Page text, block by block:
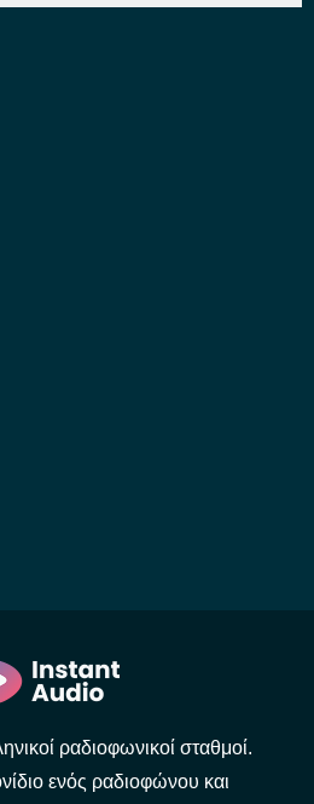
ραδιοφωνικοί σταθμοί.
ενός ραδιοφώνου και